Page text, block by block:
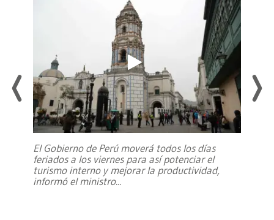
El Gobierno de Perú moverá todos los días
feriados a los viernes para así potenciar el
turismo interno y mejorar la productividad,
informó el ministro...